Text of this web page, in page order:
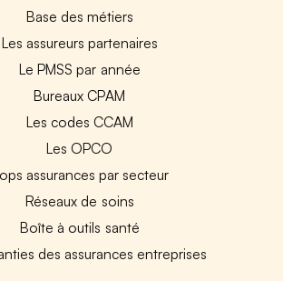
Base des métiers
Les assureurs partenaires
Le PMSS par année
Bureaux CPAM
Les codes CCAM
Les OPCO
assurances par secteur
Réseaux de soins
Boîte à outils santé
des assurances entreprises